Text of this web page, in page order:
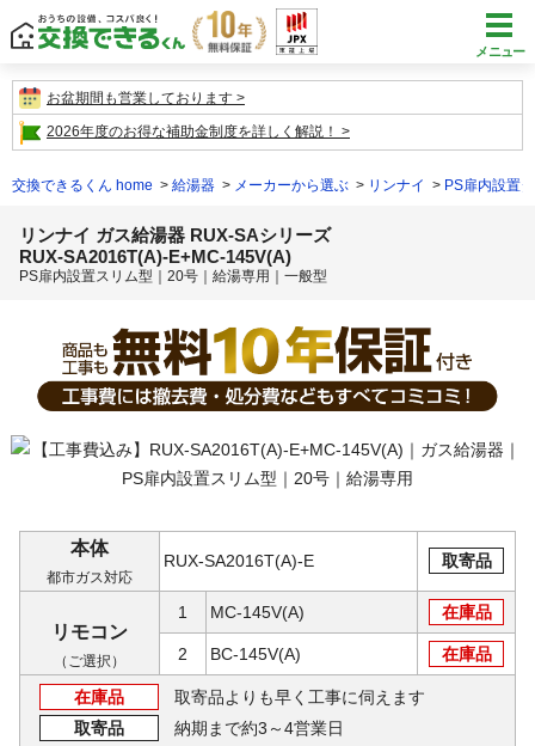
メニュー
お盆期間も営業しております
2026年度のお得な補助金制度を詳しく解説！
交換できるくん home 給湯器 メーカーから選ぶ リンナイ PS扉内設置
リンナイ ガス給湯器 RUX-SAシリーズ
RUX-SA2016T(A)-E+MC-145V(A)
PS扉内設置スリム型｜20号｜給湯専用｜一般型
本体
都市ガス対応
RUX-SA2016T(A)-E 取寄品
リモコン
（ご選択）
1 MC-145V(A) 在庫品
2 BC-145V(A) 在庫品
在庫品
取寄品よりも早く工事に伺えます
取寄品
納期まで約3～4営業日